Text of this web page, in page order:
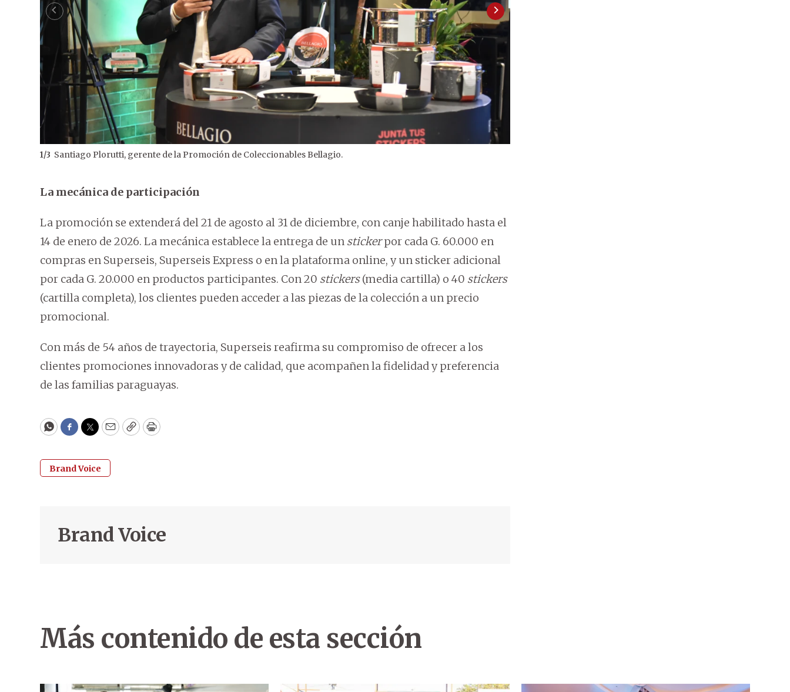
1/3 Santiago Plorutti, gerente de la Promoción de Coleccionables Bellagio.
La mecánica de participación
La promoción se extenderá del 21 de agosto al 31 de diciembre, con canje habilitado hasta el
14 de enero de 2026. La mecánica establece la entrega de un stickerpor cada G. 60.000 en
compras en Superseis, Superseis Express o en la plataforma online, y un sticker adicional
por cada G. 20.000 en productos participantes. Con 20 stickers(media cartilla) o 40 stickers
(cartilla completa), los clientes pueden acceder a las piezas de la colección a un precio
promocional.
Con más de 54 años de trayectoria, Superseis reafirma su compromiso de ofrecer a los
clientes promociones innovadoras y de calidad, que acompañen la fidelidad y preferencia
de las familias paraguayas.
WhatsApp
Facebook
Twitter
EmailCopyPrint
Brand Voice
Brand Voice
Más contenido de esta sección